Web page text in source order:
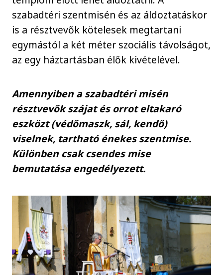
szabadtéri szentmisén és az áldoztatáskor
is a résztvevők kötelesek megtartani
egymástól a két méter szociális távolságot,
az egy háztartásban élők kivételével.
Amennyiben a szabadtéri misén
résztvevők szájat és orrot eltakaró
eszközt (védőmaszk, sál, kendő)
viselnek, tartható énekes szentmise.
Különben csak csendes mise
bemutatása engedélyezett.